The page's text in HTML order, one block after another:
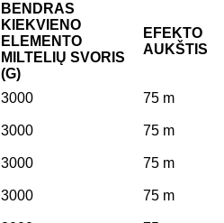
BENDRAS
KIEKVIENO
ELEMENTO
MILTELIŲ SVORIS
(G)
EFEKTO
AUKŠTIS
3000
75 m
3000
75 m
3000
75 m
3000
75 m